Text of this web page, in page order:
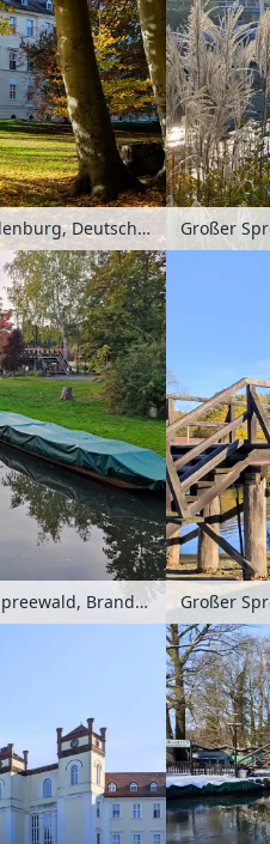
Schloss in Lübbenau, Spreewald, Brandenburg, Deutschland
Großer Spreewaldhafen in Lübbenau, Spreewald, Brandenburg, Deutschland